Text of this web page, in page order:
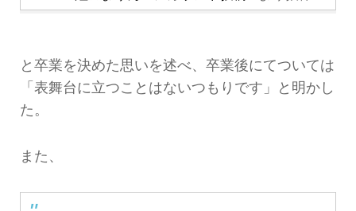
と卒業を決めた思いを述べ、卒業後にてついては
「表舞台に立つことはないつもりです」と明かし
た。
また、